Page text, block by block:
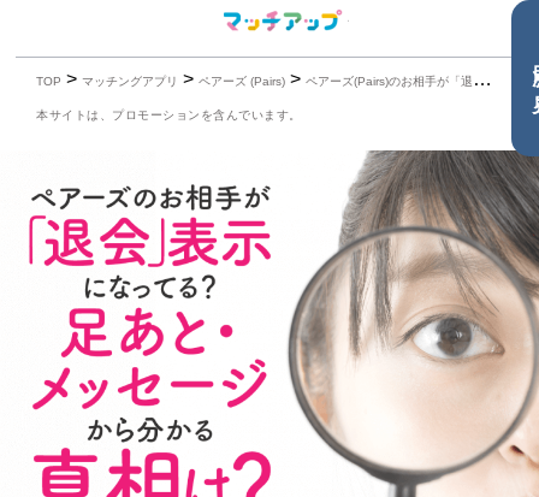
TOP >マッチングアプリ >ペアーズ (Pairs) >ペアーズ(Pairs)のお相手が「退会」表示になってる？足あと、メッセージからわかる真相は？
本サイトは、プロモーションを含んでいます。
目